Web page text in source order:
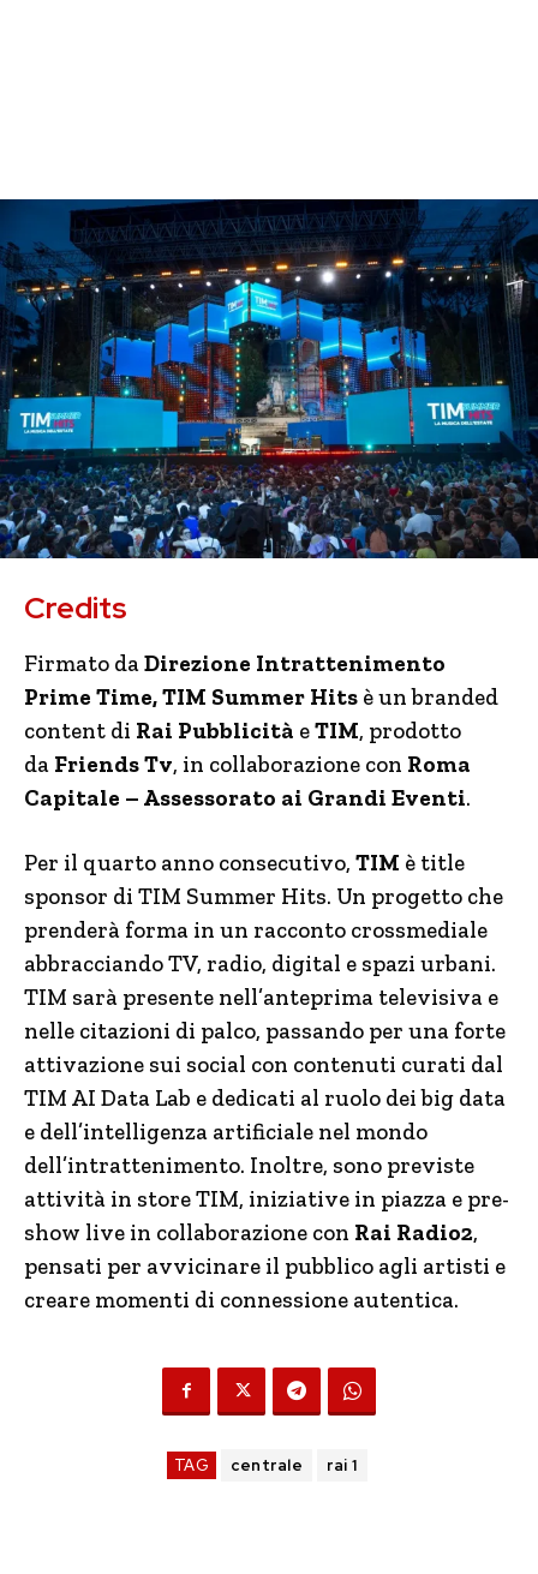
Credits
Firmato daDirezione Intrattenimento
Prime Time, TIM Summer Hits è un branded
content di Rai Pubblicità eTIM, prodotto
da Friends Tv, in collaborazione con Roma
Capitale – Assessorato ai Grandi Eventi.
Per il quarto anno consecutivo, TIM è title
sponsor di TIM Summer Hits. Un progetto che
prenderà forma in un racconto crossmediale
abbracciando TV, radio, digital e spazi urbani.
TIM sarà presente nell’anteprima televisiva e
nelle citazioni di palco, passando per una forte
attivazione sui social con contenuti curati dal
TIM AI Data Lab e dedicati al ruolo dei big data
e dell’intelligenza artificiale nel mondo
dell’intrattenimento. Inoltre, sono previste
attività in store TIM, iniziative in piazza e pre-
show live in collaborazione con Rai Radio2,
pensati per avvicinare il pubblico agli artisti e
creare momenti di connessione autentica.
TAG centrale rai 1